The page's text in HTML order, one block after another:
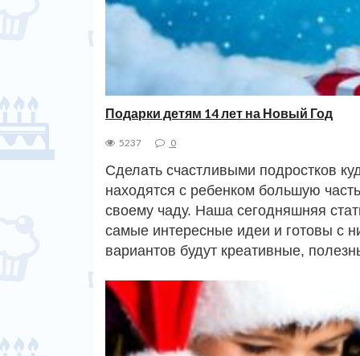
Подарки детям 14 лет на Новый Год
5237 0
Сделать счастливыми подростков
находятся с ребенком большую
своему чаду. Наша сегодняшняя
самые интересные идеи и готовы с
вариантов будут креативные,